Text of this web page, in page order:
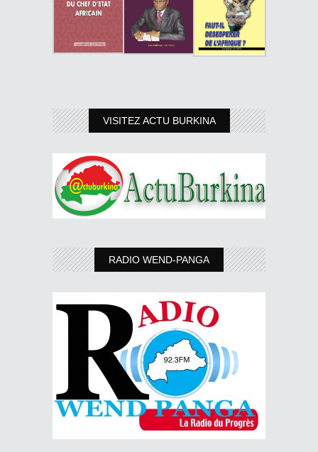
VISITEZ ACTU BURKINA
RADIO WEND-PANGA